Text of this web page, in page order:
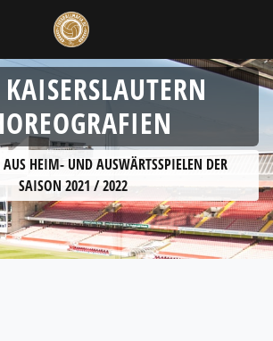
AUS HEIM- UND AUSWÄRTSSPIELEN DER
SAISON 2021 / 2022